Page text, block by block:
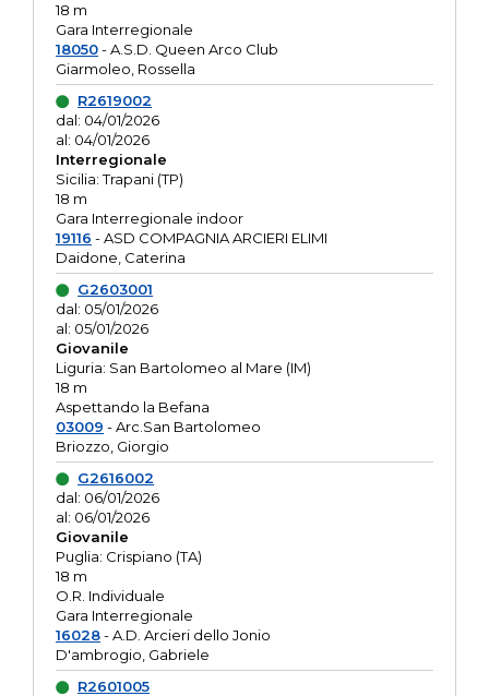
18 m
Gara Interregionale
18050- A.S.D. Queen Arco Club
Giarmoleo, Rossella
R2619002
dal: 04/01/2026
al: 04/01/2026
Interregionale
Sicilia: Trapani (TP)
18 m
Gara Interregionale indoor
19116 - ASD COMPAGNIA ARCIERI ELIMI
Daidone, Caterina
G2603001
dal: 05/01/2026
al: 05/01/2026
Giovanile
Liguria: San Bartolomeo al Mare (IM)
18 m
Aspettando la Befana
03009 - Arc.San Bartolomeo
Briozzo, Giorgio
G2616002
dal: 06/01/2026
al: 06/01/2026
Giovanile
Puglia: Crispiano (TA)
18 m
O.R. Individuale
Gara Interregionale
16028- A.D. Arcieri dello Jonio
D'ambrogio, Gabriele
R2601005